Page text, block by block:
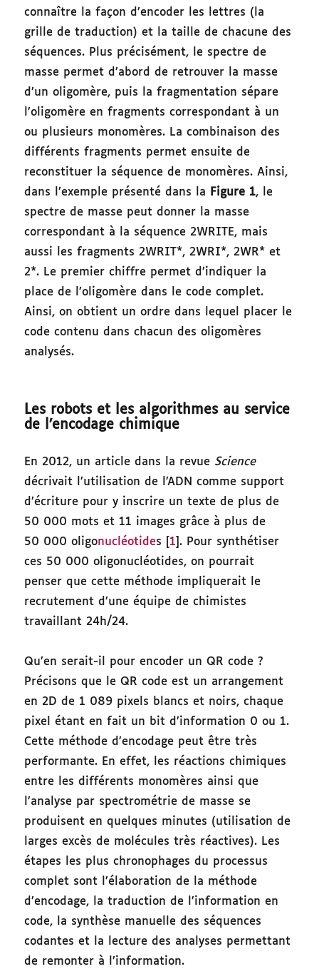
connaître la façon d’encoder les lettres (la
grille de traduction) et la taille de chacune des
séquences. Plus précisément, le spectre de
masse permet d’abord de retrouver la masse
d’un oligomère, puis la fragmentation sépare
l’oligomère en fragments correspondant à un
ou plusieurs monomères. La combinaison des
différents fragments permet ensuite de
reconstituer la séquence de monomères. Ainsi,
dans l’exemple présenté dans la Figure 1, le
spectre de masse peut donner la masse
correspondant à la séquence 2WRITE, mais
aussi les fragments 2WRIT*, 2WRI*, 2WR* et
2*. Le premier chiffre permet d’indiquer la
place de l’oligomère dans le code complet.
Ainsi, on obtient un ordre dans lequel placer le
code contenu dans chacun des oligomères
analysés.
Les robots et les algorithmes au service
de l’encodage chimique
En 2012, un article dans la revue Science
décrivait l’utilisation de l’ADN comme support
d’écriture pour y inscrire un texte de plus de
50 000 mots et 11 images grâce à plus de
50 000 oligonucléotides [ 1 ]. Pour synthétiser
ces 50 000 oligonucléotides, on pourrait
penser que cette méthode impliquerait le
recrutement d’une équipe de chimistes
travaillant 24h/24.
Qu’en serait-il pour encoder un QR code ?
Précisons que le QR code est un arrangement
en 2D de 1 089 pixels blancs et noirs, chaque
pixel étant en fait un bit d’information 0 ou 1.
Cette méthode d’encodage peut être très
performante. En effet, les réactions chimiques
entre les différents monomères ainsi que
l’analyse par spectrométrie de masse se
produisent en quelques minutes (utilisation de
larges excès de molécules très réactives). Les
étapes les plus chronophages du processus
complet sont l’élaboration de la méthode
d’encodage, la traduction de l’information en
code, la synthèse manuelle des séquences
codantes et la lecture des analyses permettant
de remonter à l’information.